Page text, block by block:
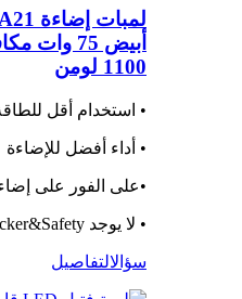
أبيض 75
1100 لومن
• استخدام أقل
• أداء أفضل للإضاءة
•على الفور على
• لا يوجد Ficker&Safety & موثوقة
سؤالالتفاصيل